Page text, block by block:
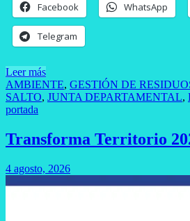
Facebook WhatsApp
Telegram
Leer más
AMBIENTE, GESTIÓN DE
SALTO, JUNTA DEPARTAMENTAL,
portada
Transforma Territorio
4 agosto, 2026